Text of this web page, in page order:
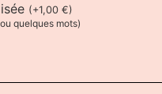
(+1,00 €)
quelques mots)